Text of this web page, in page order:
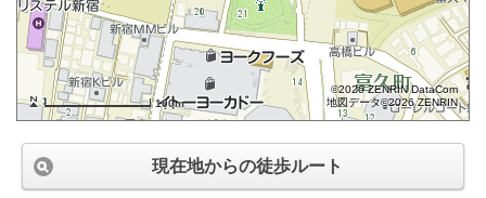
100m
©2026 ZENRIN DataCom
地図データ©2026 ZENRIN
現在地からの徒歩ルート